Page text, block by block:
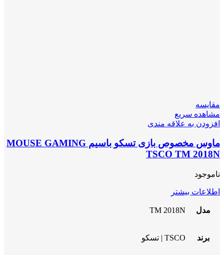
مقایسه
مشاهده سریع
افزودن به علاقه مندی
ماوس مخصوص بازی تسکو باسیم MOUSE GAMING
TSCO TM 2018N
ناموجود
اطلاعات بیشتر
مدل TM 2018N
برند TSCO | تسکو